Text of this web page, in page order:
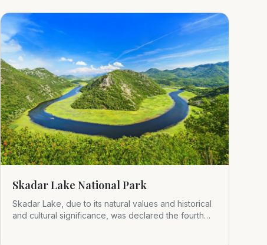
Skadar Lake National Park
Skadar Lake, due to its natural values and historical
and cultural significance, was declared the fourth